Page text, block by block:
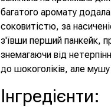
багатого аромату
соковитістю, за
з'ївши перший панкейк,
знемагаючи від
до шокоголіків, але
Інгредієнти: